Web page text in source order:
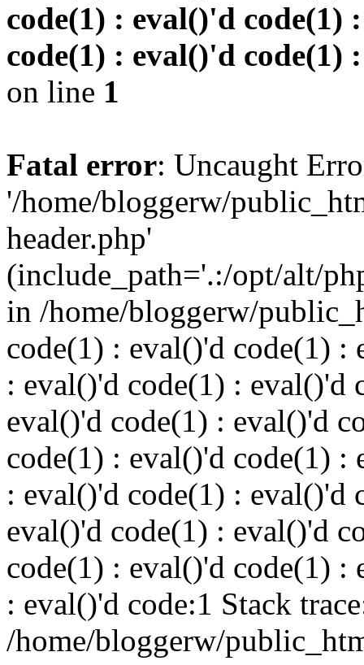
code(1) : eval()'d code(1)
code(1) : eval()'d code(1)
on line 1
Fatal error: Uncaught
'/home/bloggerw/
header.php'
(include_path='.:/opt/alt/
in /home/bloggerw/
code(1) : eval()'d code(1) :
: eval()'d code(1) : eval()'d
eval()'d code(1) : eval()'d
code(1) : eval()'d code(1) :
: eval()'d code(1) : eval()'d
eval()'d code(1) : eval()'d
code(1) : eval()'d code(1) :
: eval()'d code:1 Stack
/home/bloggerw/